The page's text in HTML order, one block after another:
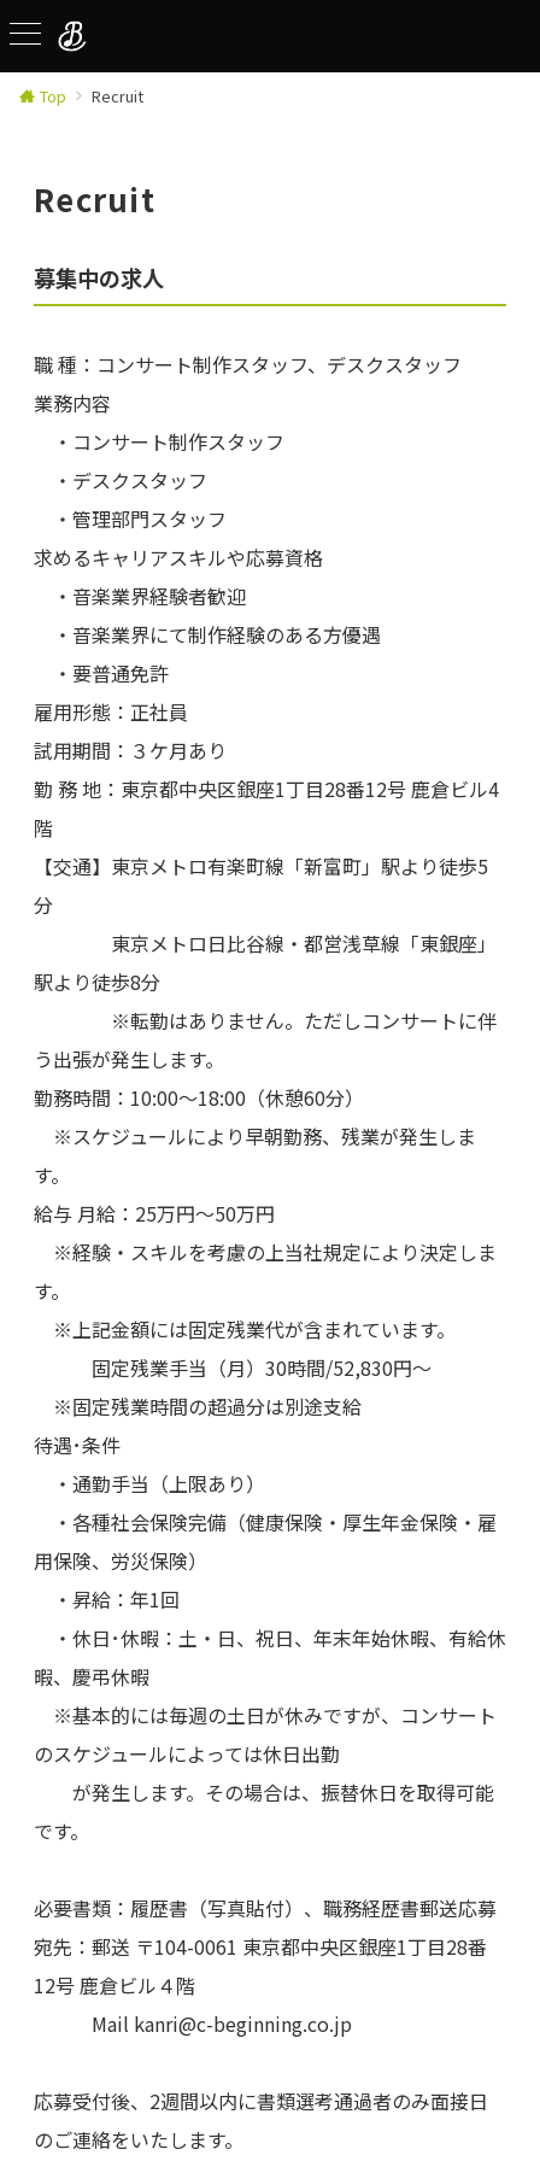
Top Recruit
Recruit
募集中の求人
職 種：コンサート制作スタッフ、デスクスタッフ
業務内容
・コンサート制作スタッフ
・デスクスタッフ
・管理部門スタッフ
求めるキャリアスキルや応募資格
・音楽業界経験者歓迎
・音楽業界にて制作経験のある方優遇
・要普通免許
雇用形態：正社員
試用期間：３ケ月あり
勤 務 地：東京都中央区銀座1丁目28番12号 鹿倉ビル4
階
【交通】東京メトロ有楽町線「新富町」駅より徒歩5
分
東京メトロ日比谷線・都営浅草線「東銀座」
駅より徒歩8分
※転勤はありません。ただしコンサートに伴
う出張が発生します。
勤務時間：10:00～18:00（休憩60分）
※スケジュールにより早朝勤務、残業が発生しま
す。
給与 月給：25万円～50万円
※経験・スキルを考慮の上当社規定により決定しま
す。
※上記金額には固定残業代が含まれています。
固定残業手当（月）30時間/52,830円～
※固定残業時間の超過分は別途支給
待遇･条件
・通勤手当（上限あり）
・各種社会保険完備（健康保険・厚生年金保険・雇
用保険、労災保険）
・昇給：年1回
・休日･休暇：土・日、祝日、年末年始休暇、有給休
暇、慶弔休暇
※基本的には毎週の土日が休みですが、コンサート
のスケジュールによっては休日出勤
が発生します。その場合は、振替休日を取得可能
です。
必要書類：履歴書（写真貼付）、職務経歴書郵送応募
宛先：郵送 〒104-0061 東京都中央区銀座1丁目28番
12号 鹿倉ビル４階
Mail kanri@c-beginning.co.jp
応募受付後、2週間以内に書類選考通過者のみ面接日
のご連絡をいたします。